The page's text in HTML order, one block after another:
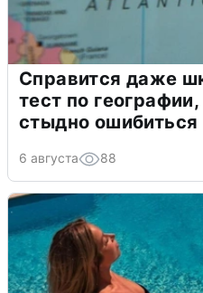
Справится даже
тест по
стыдно ошибиться
6 августа 88